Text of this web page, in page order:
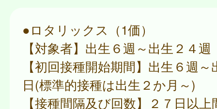
●ロタリックス（1価）
【対象者】出生６週～出生２４週
【初回接種開始期間】出生６週
日(標準的接種は出生２か月～)
【接種間隔及び回数】２７日以